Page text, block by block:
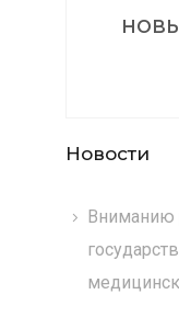
Новости
Вниманию